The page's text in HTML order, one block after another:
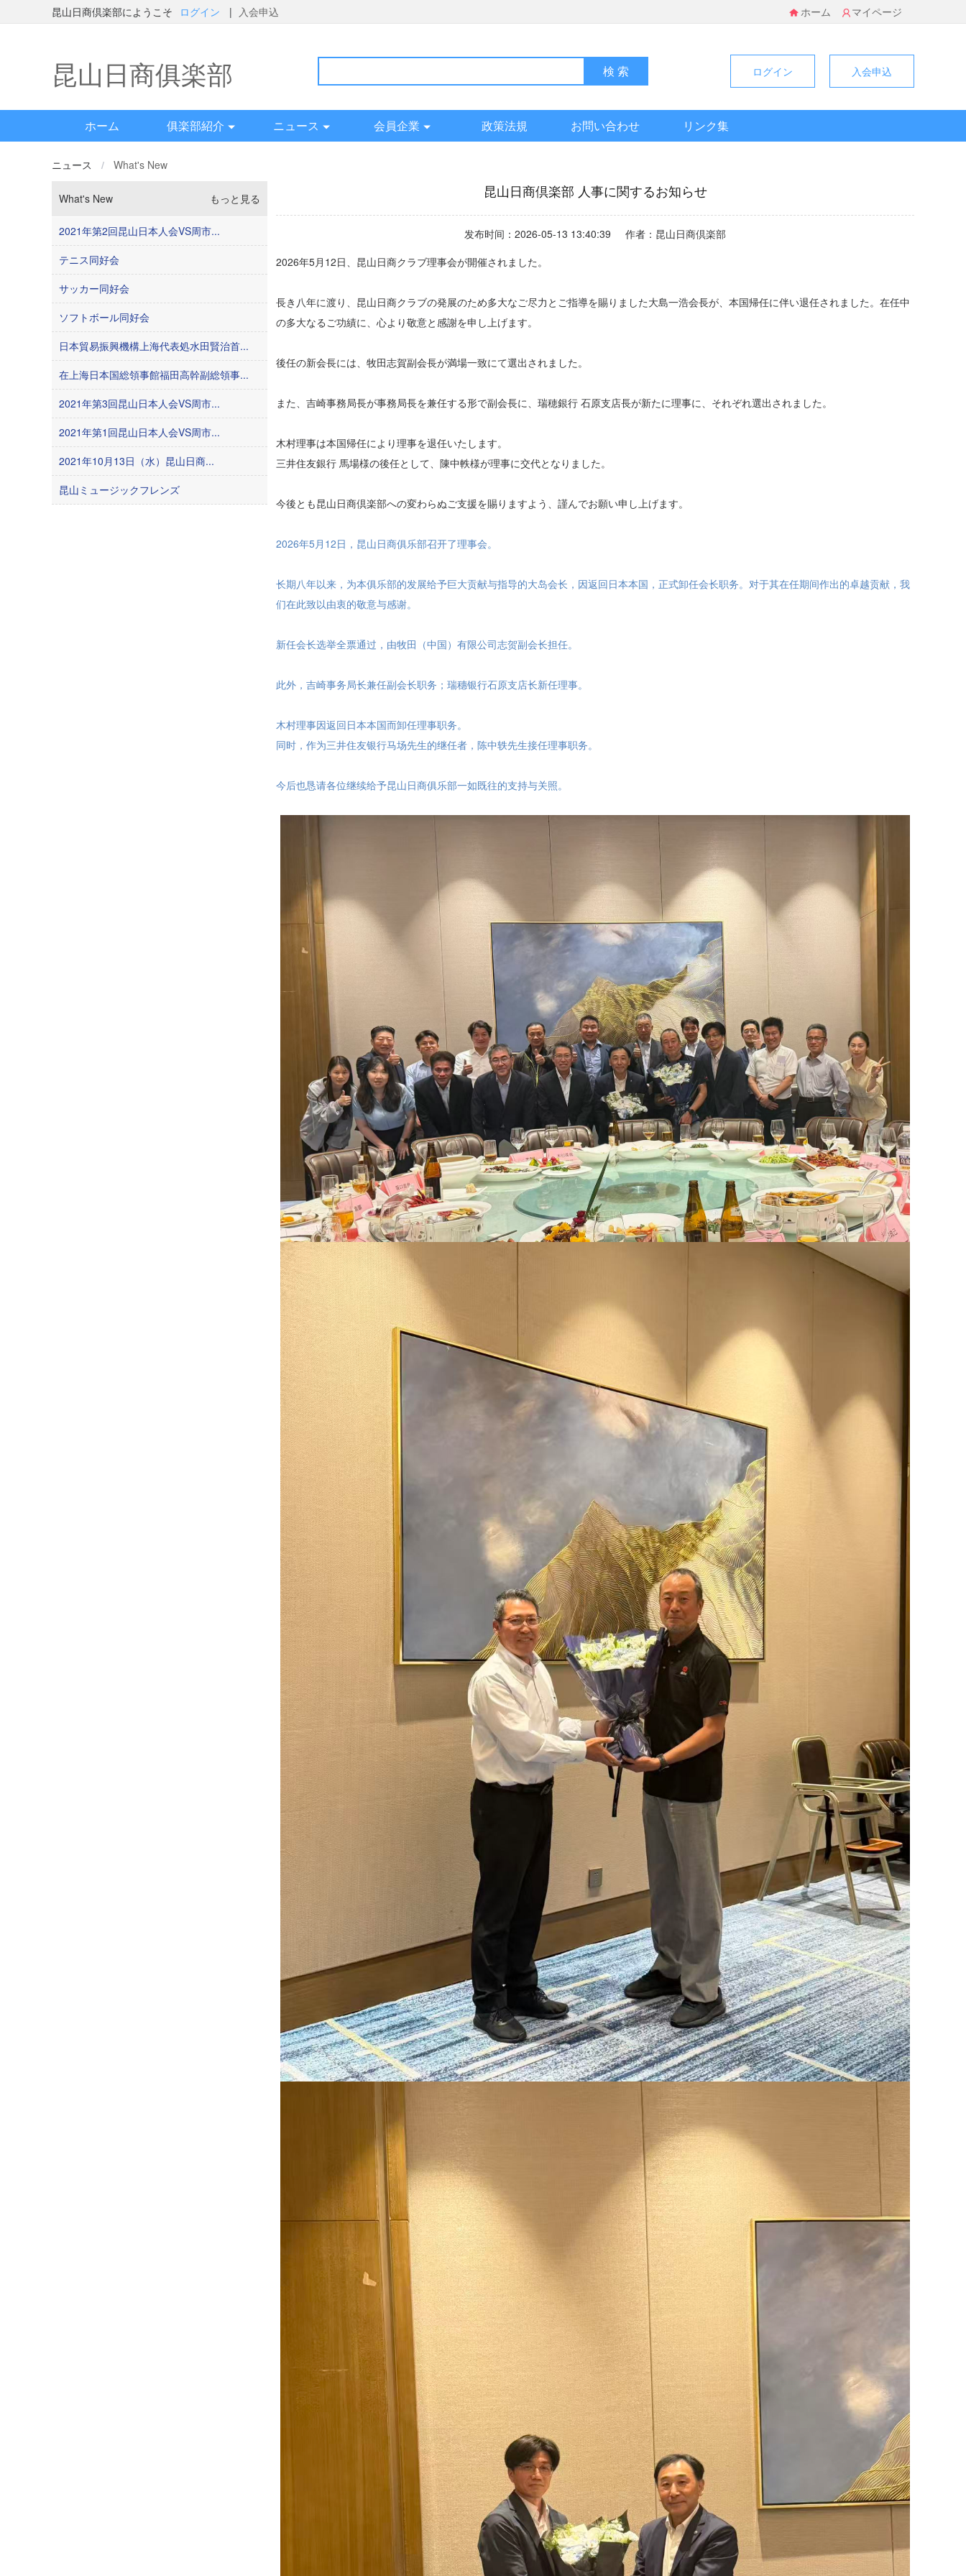
昆山日商倶楽部にようこそ ログイン | 入会申込 ホーム マイページ
昆山日商俱楽部 ログイン 入会申込
ホーム 俱楽部紹介 ニュース 会員企業 政策法規 お問い合わせ リンク集
ニュース / What's New
昆山日商倶楽部 人事に関するお知らせ
发布时间：2026-05-13 13:40:39 作者：昆山日商倶楽部
2026年5月12日、昆山日商クラブ理事会が開催されました。
長き八年に渡り、昆山日商クラブの発展のため多大なご尽力とご指導を賜りました大島一浩会長が、本国帰任に伴い退任されました。在任中
の多大なるご功績に、心より敬意と感謝を申し上げます。
後任の新会長には、牧田志賀副会長が満場一致にて選出されました。
また、吉崎事務局長が事務局長を兼任する形で副会長に、瑞穂銀行 石原支店長が新たに理事に、それぞれ選出されました。
木村理事は本国帰任により理事を退任いたします。
三井住友銀行 馬場様の後任として、陳中軼様が理事に交代となりました。
今後とも昆山日商倶楽部への変わらぬご支援を賜りますよう、謹んでお願い申し上げます。
2026年5月12日，昆山日商俱乐部召开了理事会。
长期八年以来，为本俱乐部的发展给予巨大贡献与指导的大岛会长，因返回日本本国，正式卸任会长职务。对于其在任期间作出的卓越贡献，我
们在此致以由衷的敬意与感谢。
新任会长选举全票通过，由牧田（中国）有限公司志贺副会长担任。
此外，吉崎事务局长兼任副会长职务；瑞穗银行石原支店长新任理事。
木村理事因返回日本本国而卸任理事职务。
同时，作为三井住友银行马场先生的继任者，陈中轶先生接任理事职务。
今后也恳请各位继续给予昆山日商俱乐部一如既往的支持与关照。
What's New もっと見る
2021年第2回昆山日本人会VS周市...
テニス同好会
サッカー同好会
ソフトボール同好会
日本貿易振興機構上海代表処水田賢治首...
在上海日本国総領事館福田高幹副総領事...
2021年第3回昆山日本人会VS周市...
2021年第1回昆山日本人会VS周市...
2021年10月13日（水）昆山日商...
昆山ミュージックフレンズ